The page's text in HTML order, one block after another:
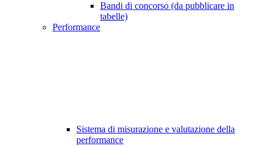
Bandi di concorso (da pubblicare in
tabelle)
Performance
Sistema di misurazione e valutazione della
performance